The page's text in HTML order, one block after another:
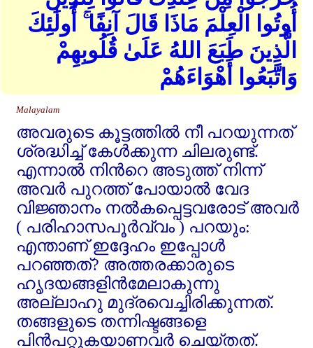
أُوتُوا الْعِلْمَ مَاذَا قَالَ آنِفًا ۚ أُولَٰئِكَ
الَّذِينَ طَبَعَ اللهُ عَلَىٰ قُلُوبِهِمْ
وَاتَّبَعُوا أَهْوَاءَهُمْ
Malayalam
അവരുടെ കൂട്ടത്തില്‍ നീ പറയുന്നത്‌
ശ്രദ്ധിച്ച്‌ കേള്‍ക്കുന്ന ചിലരുണ്ട്‌.
എന്നാല്‍ നിന്‍റെ അടുത്ത്‌ നിന്ന്‌
അവര്‍ പുറത്ത്‌ പോയാല്‍ വേദ
വിജ്ഞാനം നല്‍കപ്പെട്ടവരോട്‌ അവര്‍
( പരിഹാസപൂര്‍വ്വം ) പറയും:
എന്താണ്‌ ഇദ്ദേഹം ഇപ്പോള്‍
പറഞ്ഞത്‌? അത്തരക്കാരുടെ
ഹൃദയങ്ങളിന്‍മേലാകുന്നു
അല്ലാഹു മുദ്രവെച്ചിരിക്കുന്നത്‌.
തങ്ങളുടെ തന്നിഷ്ടങ്ങളെ
പിന്‍പറ്റുകയാണവര്‍ ചെയ്തത്‌.